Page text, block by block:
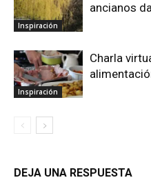
Inspiración
ancianos
Inspiración
Charla
DEJA UNA RESPUESTA